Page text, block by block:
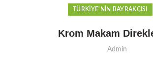
TÜRKIYE'NIN BAYRAKÇISI
Krom Makam
Admin